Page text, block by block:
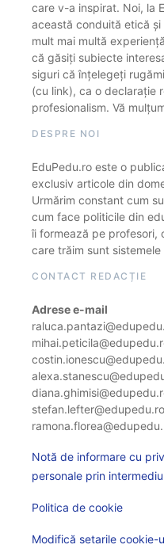
care v-a inspirat. Noi, la
această conduită etică
mult mai multă
că găsiți subiecte
siguri că înțelegeți
(cu link), ca o declarație
profesionalism. Vă
DESPRE NOI
EduPedu.ro este o
exclusiv articole din
Urmărim constant cum
cum face politicile din
îi formează pe profesori,
care trăim sunt
CONTACT REDACȚIE
Adrese e-mail
stefan.lefter@edupedu.ro
Notă de informare cu
personale prin
Politica de cookie
Modifică setarile cookie-